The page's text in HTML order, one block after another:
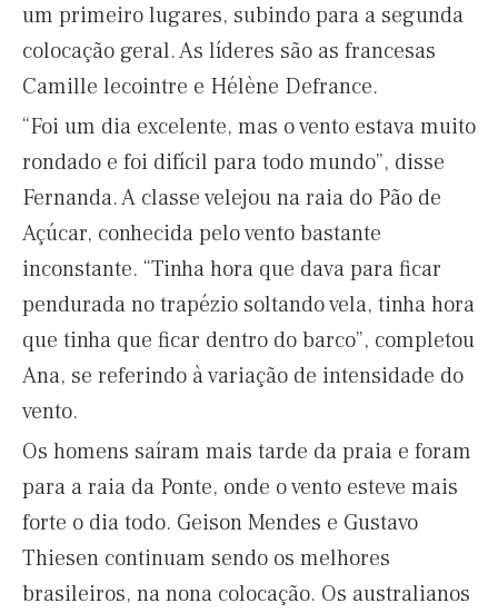
um primeiro lugares, subindo para a segunda
colocação geral. As líderes são as francesas
Camille lecointre e Hélène Defrance.
“Foi um dia excelente, mas o vento estava muito
rondado e foi difícil para todo mundo”, disse
Fernanda. A classe velejou na raia do Pão de
Açúcar, conhecida pelo vento bastante
inconstante. “Tinha hora que dava para ficar
pendurada no trapézio soltando vela, tinha hora
que tinha que ficar dentro do barco”, completou
Ana, se referindo à variação de intensidade do
vento.
Os homens saíram mais tarde da praia e foram
para a raia da Ponte, onde o vento esteve mais
forte o dia todo. Geison Mendes e Gustavo
Thiesen continuam sendo os melhores
brasileiros, na nona colocação. Os australianos